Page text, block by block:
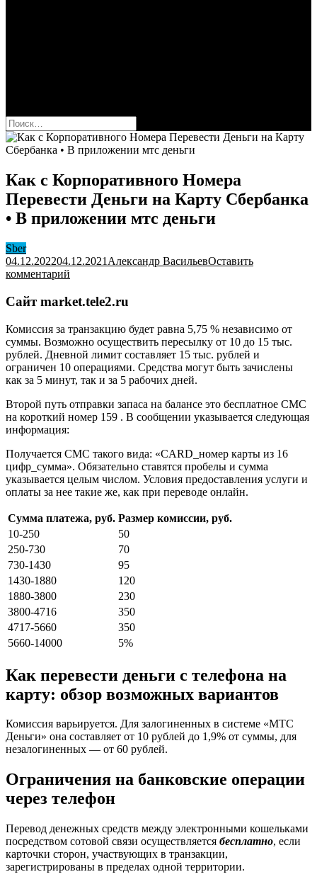
Найти:
Как с Корпоративного Номера
Перевести Деньги на Карту Сбербанка
• В приложении мтс деньги
Sber
04.12.202204.12.2021 Александр ВасильевОставить
комментарий
с
Перевести
Деньги
на
Карту
Сбербанка
•
В
приложении
деньги
Сайт market.tele2.ru
Комиссия за транзакцию будет равна 5,75 % независимо от
суммы. Возможно осуществить пересылку от 10 до 15 тыс.
рублей. Дневной лимит составляет 15 тыс. рублей и
ограничен 10 операциями. Средства могут быть зачислены
как за 5 минут, так и за 5 рабочих дней.
Второй путь отправки запаса на балансе это бесплатное СМС
на короткий номер 159 . В сообщении указывается следующая
информация:
Получается СМС такого вида: «CARD_номер карты из 16
цифр_сумма». Обязательно ставятся пробелы и сумма
указывается целым числом. Условия предоставления услуги и
оплаты за нее такие же, как при переводе онлайн.
Сумма платежа, руб. Размер комиссии, руб.
10-250
50
250-730
70
730-1430
95
1430-1880
120
1880-3800
230
3800-4716
350
4717-5660
350
5660-14000
5%
Как перевести деньги с телефона на
карту: обзор возможных вариантов
Комиссия варьируется. Для залогиненных в системе «МТС
Деньги» она составляет от 10 рублей до 1,9% от суммы, для
незалогиненных — от 60 рублей.
Ограничения на банковские операции
через телефон
Перевод денежных средств между электронными кошельками
посредством сотовой связи осуществляется бесплатно, если
карточки сторон, участвующих в транзакции,
зарегистрированы в пределах одной территории.